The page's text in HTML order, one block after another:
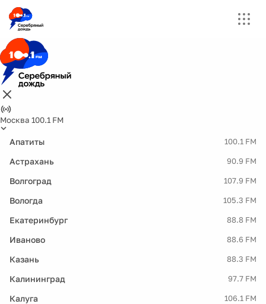
Москва 100.1 FM
Апатиты 100.1 FM
Астрахань 90.9 FM
Волгоград 107.9 FM
Вологда 105.3 FM
Екатеринбург 88.8 FM
Иваново 88.6 FM
Казань 88.3 FM
Калининград 97.7 FM
Калуга 106.1 FM